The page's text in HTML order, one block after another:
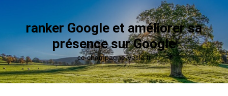
contenuranker Google et améliorer sa
présence sur Google
cc-champagne-vesle.fr